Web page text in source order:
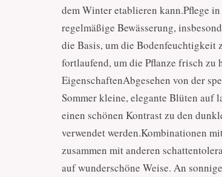
dem Winter etablieren kann.Pflege
regelmäßige Bewässerung,
die Basis, um die Bodenfeuchtigkeit
fortlaufend, um die Pflanze frisch zu
EigenschaftenAbgesehen von der
Sommer kleine, elegante Blüten auf
einen schönen Kontrast zu den
verwendet werden.Kombinationen
zusammen mit anderen
auf wunderschöne Weise. An